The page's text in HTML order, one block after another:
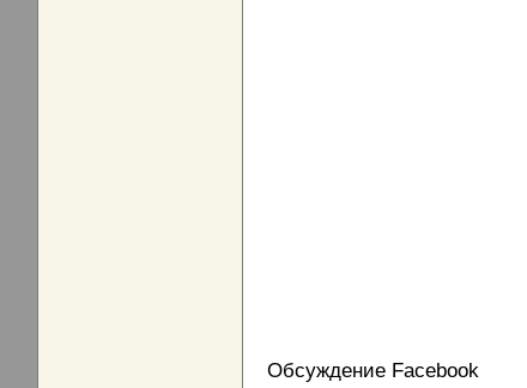
Обсуждение Facebook